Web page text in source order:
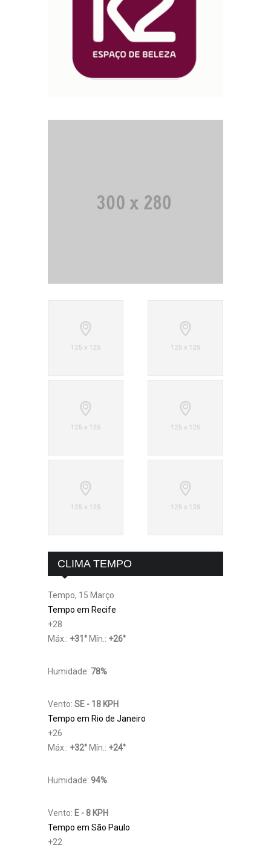
CLIMA TEMPO
Tempo, 15 Março
Tempo em Recife
+28
Máx.: +31 ° Mín.: +26°
Humidade: 78%
Vento: SE - 18 KPH
Tempo em Rio de Janeiro
+26
Máx.: +32° Mín.: +24°
Humidade: 94%
Vento: E - 8 KPH
Tempo em São Paulo
+22